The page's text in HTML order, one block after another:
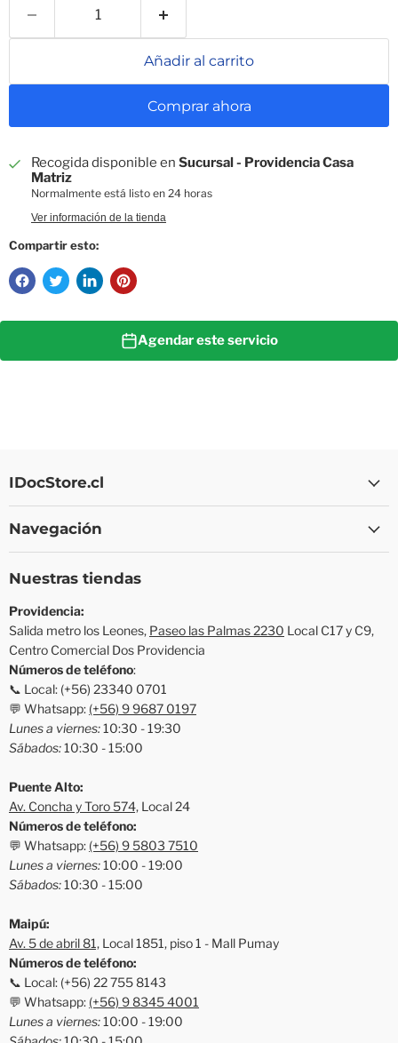
Añadir al carrito
Comprar ahora
Recogida disponible en Sucursal - Providencia Casa
Matriz
Normalmente está listo en 24 horas
Ver información de la tienda
Compartir esto:
Agendar este servicio
IDocStore.cl
Navegación
Nuestras tiendas
Providencia:
Salida metro los Leones, Paseo las Palmas 2230 Local C17 y C9,
Centro Comercial Dos Providencia
Números de teléfono:
📞 Local: (+56) 23340 0701
💬 Whatsapp: (+56) 9 9687 0197
Lunes a viernes:10:30 - 19:30
Sábados:10:30 - 15:00
Puente Alto:
Av. Concha y Toro 574, Local 24
Números de teléfono:
💬 Whatsapp: (+56) 9 5803 7510
Lunes a viernes:10:00 - 19:00
Sábados:10:30 - 15:00
Maipú:
Av. 5 de abril 81, Local 1851, piso 1 - Mall Pumay
Números de teléfono:
📞 Local: (+56) 22 755 8143
💬 Whatsapp: (+56) 9 8345 4001
Lunes a viernes:10:00 - 19:00